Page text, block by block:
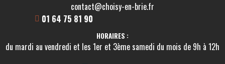
BOUSSALEM PAMELA
VOIR LA FICHE
contact@choisy-en-brie.fr
01 64 75 81 90
HORAIRES :
du mardi au vendredi et les 1er et 3ème samedi du mois de 9h à 12h